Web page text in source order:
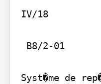
IV/18
Syst�me de